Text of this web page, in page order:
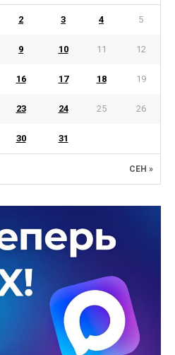
СЕН »
2 3 4 5
9 10 11 12
16 17 18 19
23 24 25 26
30 31